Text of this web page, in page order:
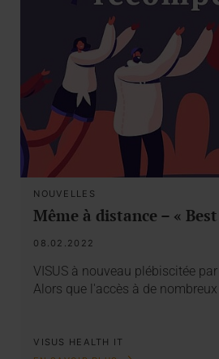
NOUVELLES
Même à distance – «
08.02.2022
VISUS à nouveau plébiscitée
Alors que l'accès à de
VISUS HEALTH IT